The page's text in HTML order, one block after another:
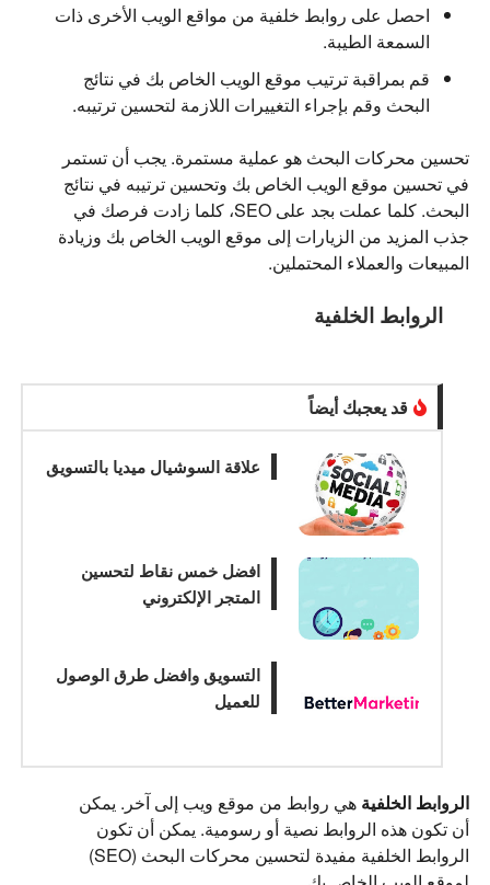
احصل على روابط خلفية من مواقع الويب الأخرى ذات
السمعة الطيبة.
قم بمراقبة ترتيب موقع الويب الخاص بك في نتائج
البحث وقم بإجراء التغييرات اللازمة لتحسين ترتيبه.
تحسين محركات البحث هو عملية مستمرة. يجب أن تستمر
في تحسين موقع الويب الخاص بك وتحسين ترتيبه في نتائج
البحث. كلما عملت بجد على SEO، كلما زادت فرصك في
جذب المزيد من الزيارات إلى موقع الويب الخاص بك وزيادة
المبيعات والعملاء المحتملين.
الروابط الخلفية
قد يعجبك أيضاً
علاقة السوشيال ميديا بالتسويق
افضل خمس نقاط لتحسين
المتجر الإلكتروني
التسويق وافضل طرق الوصول
للعميل
الروابط الخلفية هي روابط من موقع ويب إلى آخر. يمكن
أن تكون هذه الروابط نصية أو رسومية. يمكن أن تكون
الروابط الخلفية مفيدة لتحسين محركات البحث (SEO)